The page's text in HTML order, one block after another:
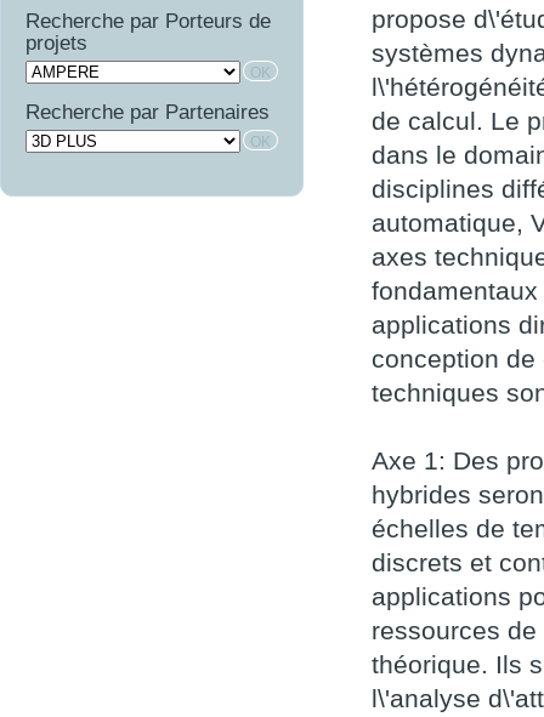
RUPSCEN
THERMONC
VICOMTHE
WAVE SUPPLY
COMBE
OSCAR
Recherche par Porteurs de
projets
Recherche par Partenaires
propose
systèmes
de calcul. Le
dans le
disciplines
automatique,
axes
applications
conception
techniques
Axe 1: Des
hybrides
échelles de
discrets et
applications
ressources
théorique. Ils
l\'analyse